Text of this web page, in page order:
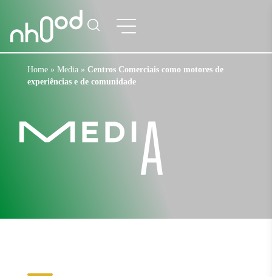
Home» Media» Centros Comerciais como motores de
experiências e de comunidade